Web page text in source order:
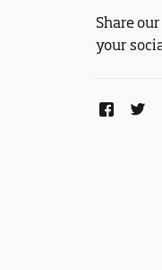
Share
your